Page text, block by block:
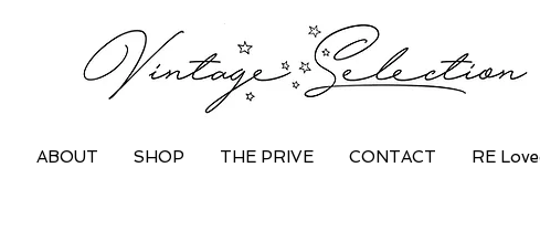
ABOUT SHOP THE PRIVE CONTACT RE